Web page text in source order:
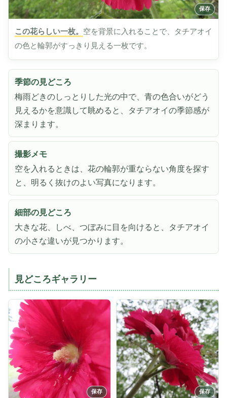
この花らしい一枚。 空を背景に入れることで、タチアオイ
の色と輪郭がすっきり見える一枚です。
季節の見どころ
梅雨どきのしっとりした光の中で、青の色合いがどう
見えるかを意識して眺めると、タチアオイの季節感が
深まります。
撮影メモ
空を入れるときは、花の輪郭が重ならない角度を探す
と、明るく抜けのよい写真になります。
細部の見どころ
大きな花、しべ、つぼみに目を向けると、タチアオイ
の小さな違いが見つかります。
見どころギャラリー